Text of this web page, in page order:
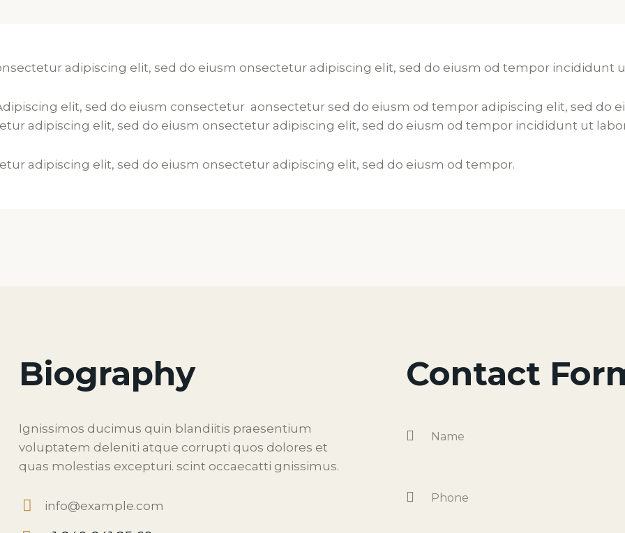
adipiscing elit, sed do eiusm onsectetur adipiscing elit, sed do eiusm od tempor incididunt
elit, sed do eiusm consectetur aonsectetur sed do eiusm od tempor adipiscing elit, sed do
adipiscing elit, sed do eiusm onsectetur adipiscing elit, sed do eiusm od tempor incididunt ut
adipiscing elit, sed do eiusm onsectetur adipiscing elit, sed do eiusm od tempor.
Biography
Ignissimos ducimus quin blandiitis praesentium
voluptatem deleniti atque corrupti quos dolores et
quas molestias excepturi. scint occaecatti gnissimus.
info@example.com
Contact